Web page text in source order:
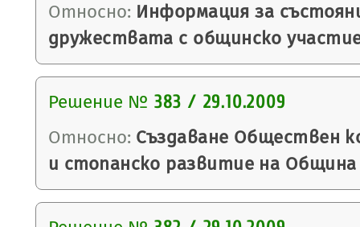
Относно: Информация за
дружествата с общинско
Решение № 383 / 29.10.2009
Относно: Създаване Обществен
и стопанско развитие на Община